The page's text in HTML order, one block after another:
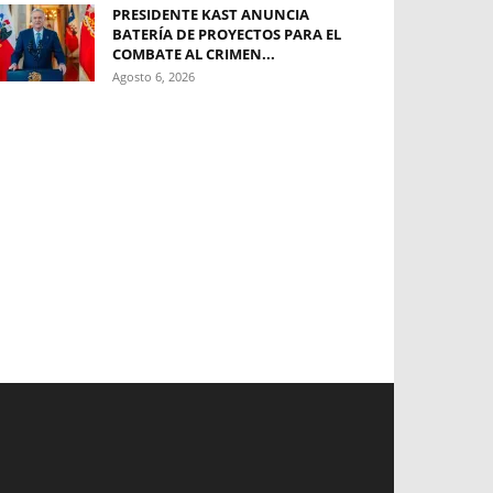
PRESIDENTE KAST ANUNCIA
BATERÍA DE PROYECTOS PARA EL
COMBATE AL CRIMEN...
Agosto 6, 2026